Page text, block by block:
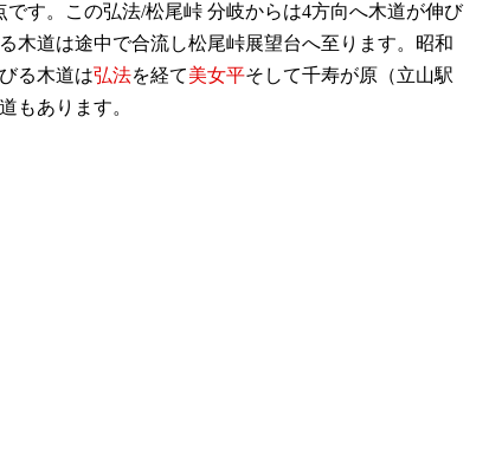
す。この弘法/松尾峠 分岐からは4方向へ木道が伸び
木道は途中で合流し松尾峠展望台へ至ります。昭和
る木道は弘法を経て美女平そして千寿が原（立山駅
もあります。